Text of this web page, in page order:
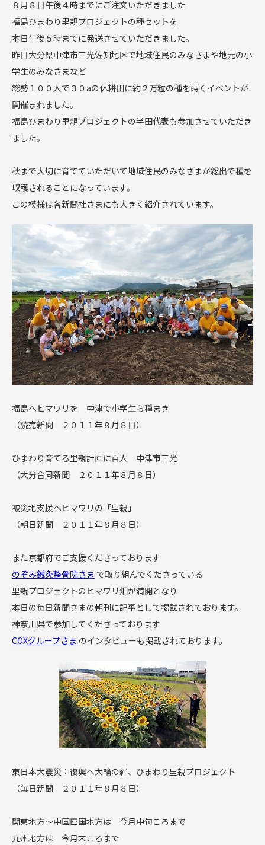
８月８日午後４時までにご注文いただきました
福島ひまわり里親プロジェクトの種セットを
本日午後５時までに発送させていただきました。
昨日大分県中津市三光佐知地区で地域住民のみなさまや地元の小
学生のみなさまなど
総勢１００人で３０ aの休耕田に約２万粒の種を蒔くイベントが
開催まれました。
福島ひまわり里親プロジェクトの半田代表も参加させていただき
ました。
秋まで大切に育てていただいて地域住民のみなさまが総出で種を
収穫されることになっています。
この模様は各新聞社さまにも大きく紹介されています。
福島へヒマワリを 中津で小学生ら種まき
（読売新聞 ２０１１年８月８日）
ひまわり育てる里親計画に百人 中津市三光
（大分合同新聞 ２０１１年８月８日）
被災地支援へヒマワリの「里親」
（朝日新聞 ２０１１年８月８日）
また京都府でご支援くださっております
のぞみ鍼灸整骨院さま で取り組んでくださっている
里親プロジェクトのヒマワリ畑が満開となり
本日の毎日新聞さまの朝刊に記事として掲載されております。
神奈川県で参加してくださっております
COXグループさま のインタビューも掲載されております。
東日本大震災：復興へ大輪の絆、ひまわり里親プロジェクト
（毎日新聞 ２０１１年８月８日）
関東地方～中国四国地方は 今月中旬ころまで
九州地方は 今月末ころまで